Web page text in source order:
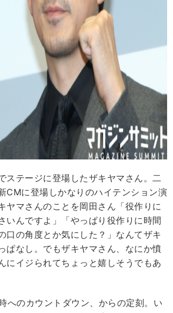
ステージに登場したザキヤマさん。二
CMに登場しかなりのハイテンション演
ヤマさんのことを岡田さん「役作りに
いんですよ」「やっぱり役作りに時間
口の角度とか気にした？」なんてザキ
ぱなし。でもザキヤマさん、なにか憤
にイジられてちょっと嬉しそうでもあ
へのカウントダウン、からの定刻。い